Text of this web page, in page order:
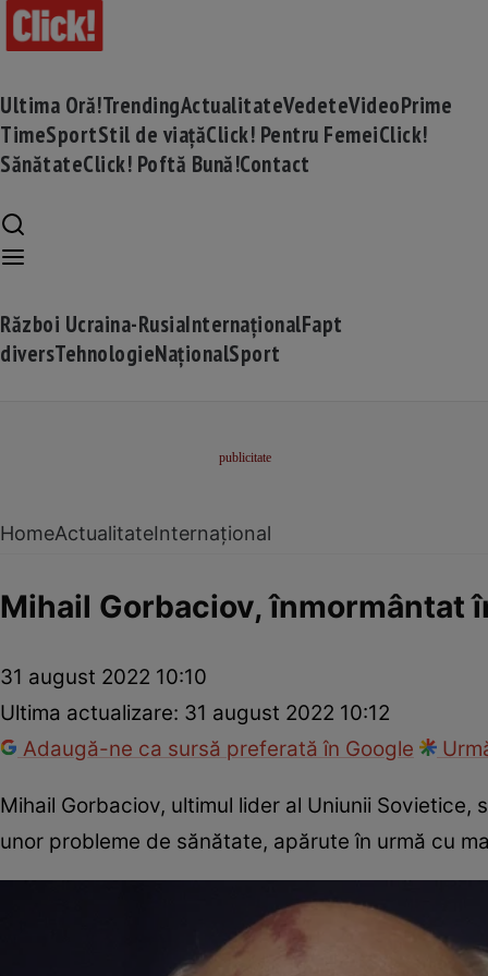
Ultima Oră!TrendingActualitateVedeteVideoPrime
TimeSportStil de viațăClick! Pentru FemeiClick!
SănătateClick! Poftă Bună!Contact
Război Ucraina-RusiaInternaționalFapt
diversTehnologieNaționalSport
HomeActualitateInternațional
Mihail Gorbaciov,
31 august 2022 10:10
Ultima actualizare: 31 august 2022 10:12
Adaugă-ne ca sursă preferată în Google
Mihail Gorbaciov, ultimul lider al Uniunii
unor probleme de sănătate, apărute în urmă cu